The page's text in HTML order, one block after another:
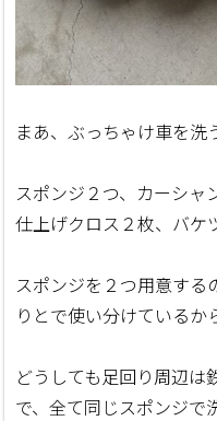
まあ、ぶっちゃけ車を
スポンジ２つ、カーシャ
仕上げクロス２枚、バケ
スポンジを２つ用意す
りとで使い分けているか
どうしても足回り周辺は
で、全て同じスポンジで